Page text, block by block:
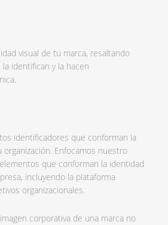
visual de tu marca, resaltando
identifican y la hacen
identificadores que conforman la
Enfocamos nuestro
que conforman la identidad
incluyendo la plataforma
organizacionales.
corporativa de una marca no